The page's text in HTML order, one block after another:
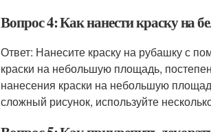
Вопрос 4: Как нанести краску на
Ответ: Нанесите краску на рубашку с
краски на небольшую площадь,
нанесения краски на небольшую
сложный рисунок, используйте